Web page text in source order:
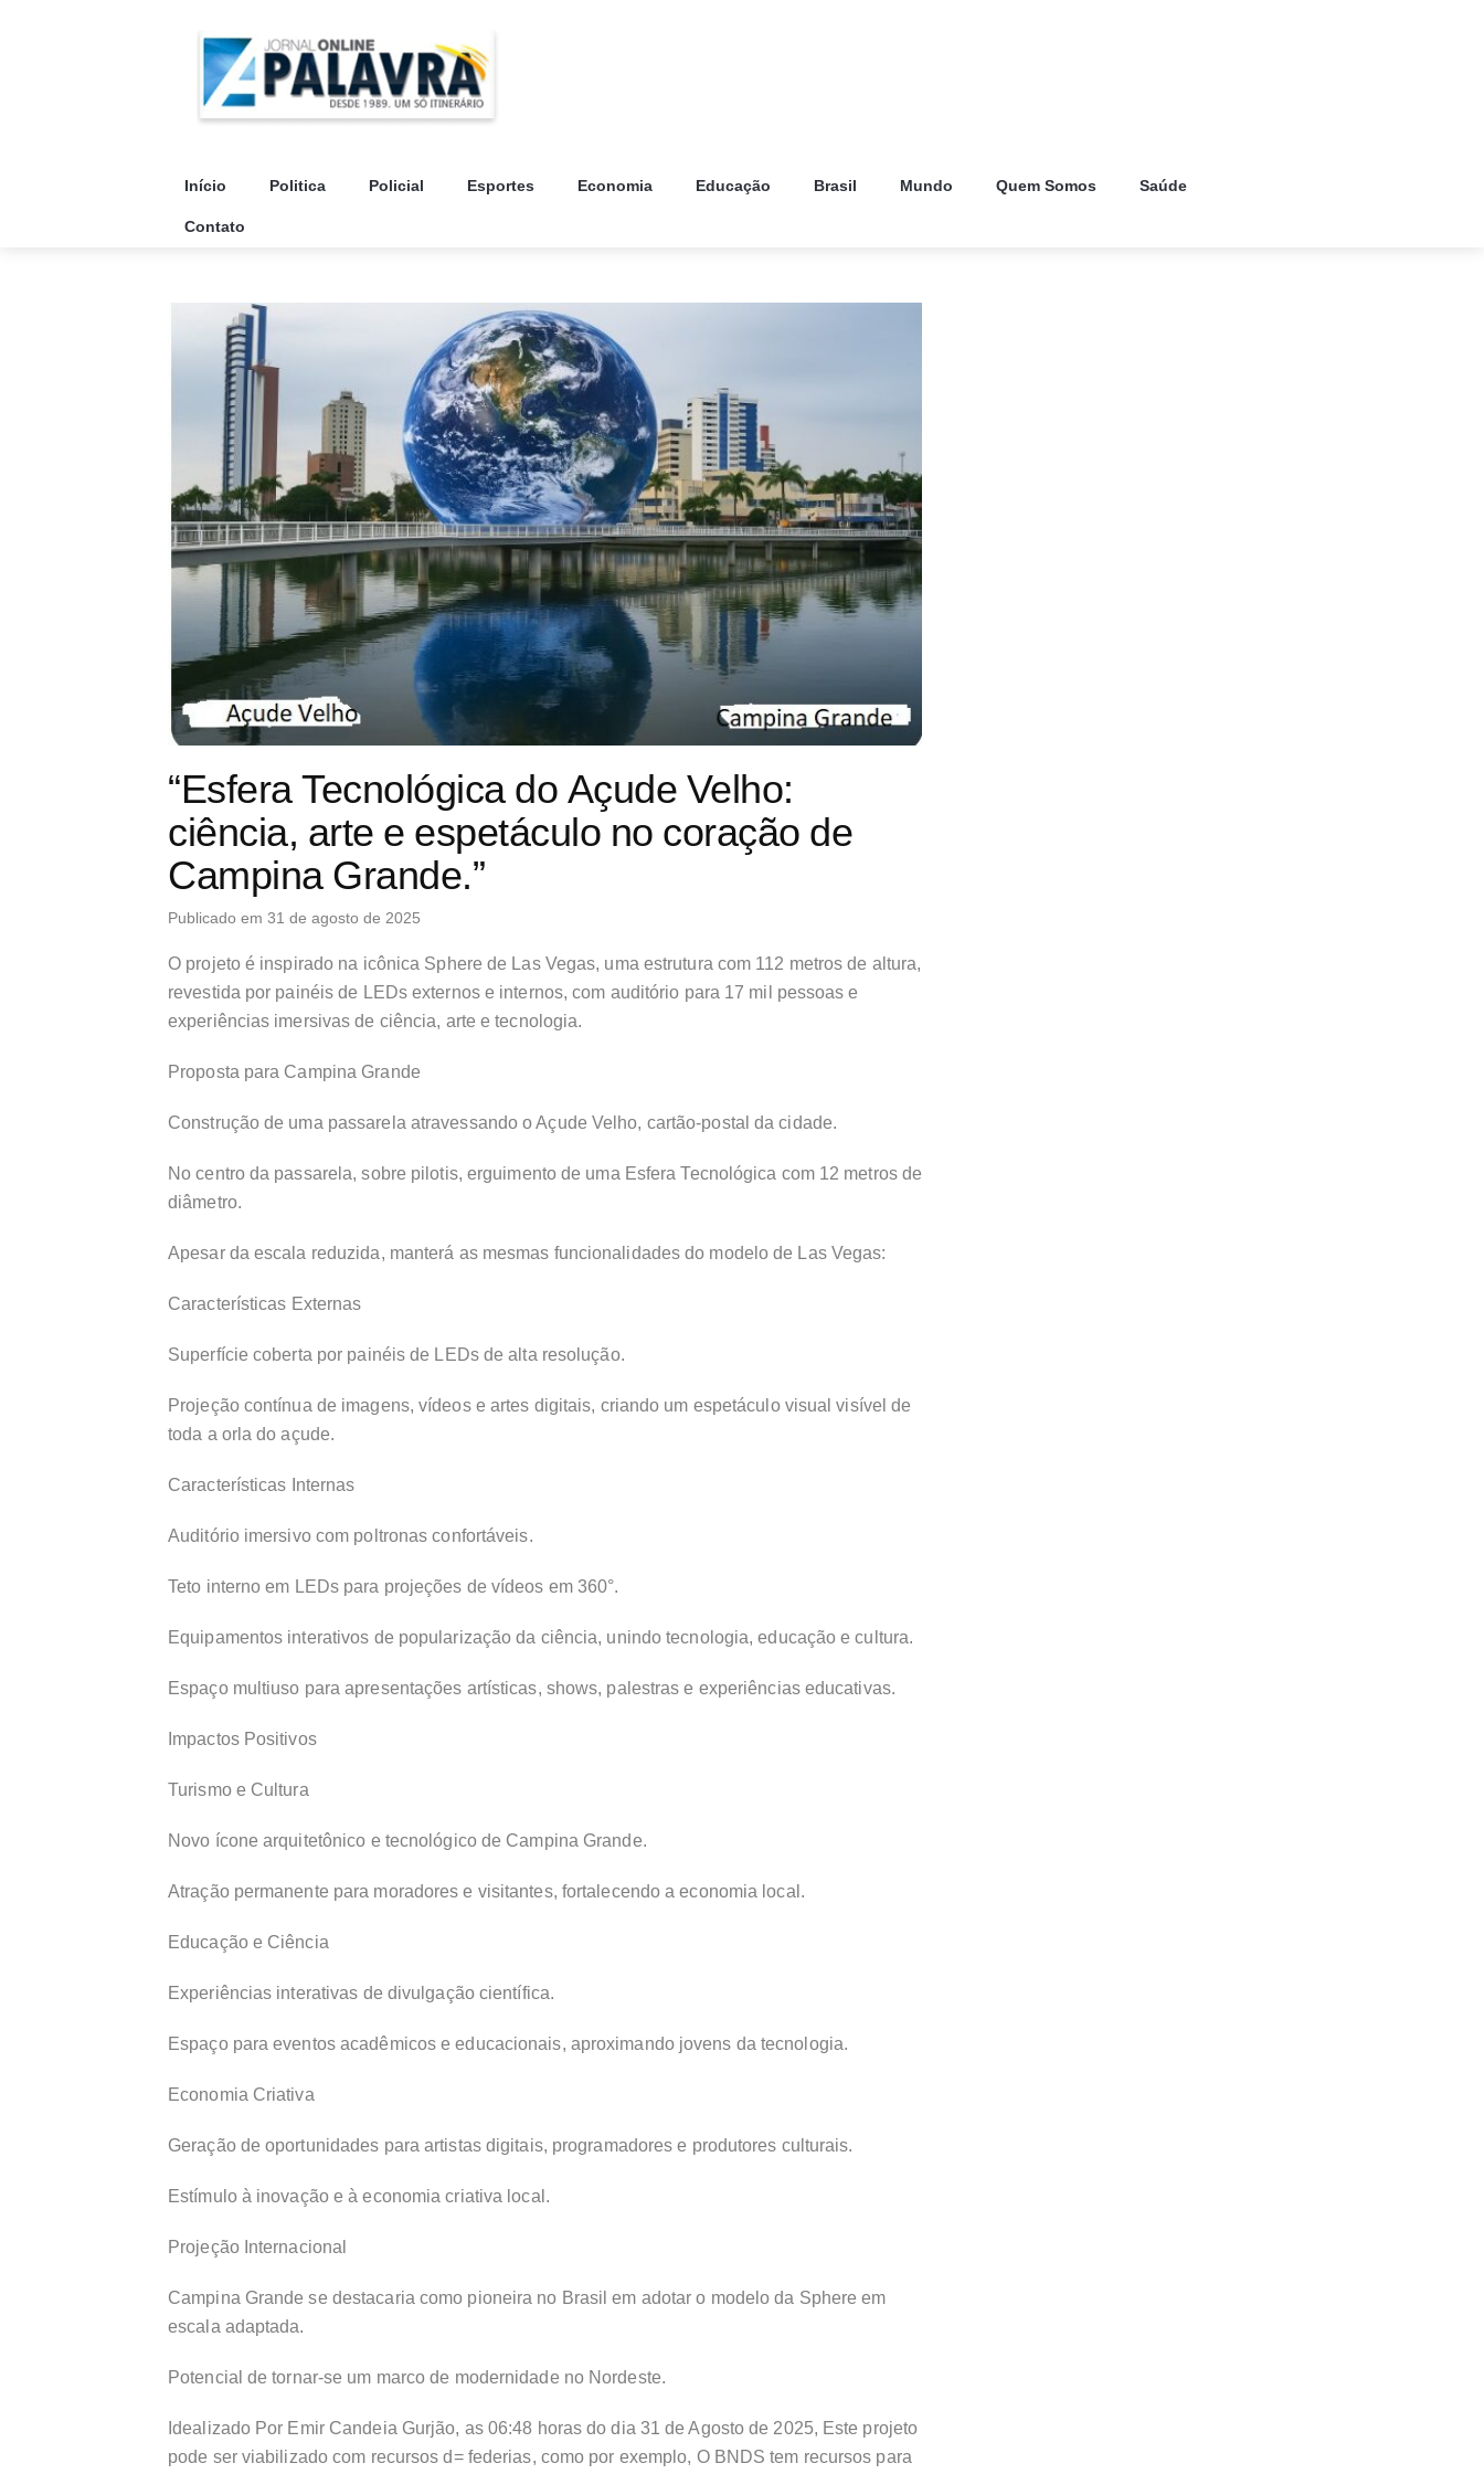
Início Politica Policial Esportes Economia Educação Brasil Mundo Quem Somos Saúde
Contato
“Esfera Tecnológica do Açude Velho:
ciência, arte e espetáculo no coração de
Campina Grande.”
Publicado em 31 de agosto de 2025
O projeto é inspirado na icônica Sphere de Las Vegas, uma estrutura com 112 metros de altura,
revestida por painéis de LEDs externos e internos, com auditório para 17 mil pessoas e
experiências imersivas de ciência, arte e tecnologia.
Proposta para Campina Grande
Construção de uma passarela atravessando o Açude Velho, cartão-postal da cidade.
No centro da passarela, sobre pilotis, erguimento de uma Esfera Tecnológica com 12 metros de
diâmetro.
Apesar da escala reduzida, manterá as mesmas funcionalidades do modelo de Las Vegas:
Características Externas
Superfície coberta por painéis de LEDs de alta resolução.
Projeção contínua de imagens, vídeos e artes digitais, criando um espetáculo visual visível de
toda a orla do açude.
Características Internas
Auditório imersivo com poltronas confortáveis.
Teto interno em LEDs para projeções de vídeos em 360°.
Equipamentos interativos de popularização da ciência, unindo tecnologia, educação e cultura.
Espaço multiuso para apresentações artísticas, shows, palestras e experiências educativas.
Impactos Positivos
Turismo e Cultura
Novo ícone arquitetônico e tecnológico de Campina Grande.
Atração permanente para moradores e visitantes, fortalecendo a economia local.
Educação e Ciência
Experiências interativas de divulgação científica.
Espaço para eventos acadêmicos e educacionais, aproximando jovens da tecnologia.
Economia Criativa
Geração de oportunidades para artistas digitais, programadores e produtores culturais.
Estímulo à inovação e à economia criativa local.
Projeção Internacional
Campina Grande se destacaria como pioneira no Brasil em adotar o modelo da Sphere em
escala adaptada.
Potencial de tornar-se um marco de modernidade no Nordeste.
Idealizado Por Emir Candeia Gurjão, as 06:48 horas do dia 31 de Agosto de 2025, Este projeto
pode ser viabilizado com recursos d= federias, como por exemplo, O BNDS tem recursos para